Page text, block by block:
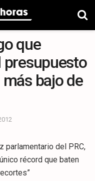
que
presupuesto
bajo de
parlamentario del PRC,
récord que baten